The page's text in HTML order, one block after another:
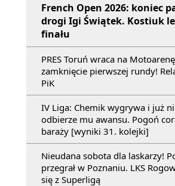
French Open 2026: koniec
drogi Igi Świątek. Kostiuk
finału
PRES Toruń wraca na
zamknięcie pierwszej rundy!
PiK
IV Liga: Chemik wygrywa i już
odbierze mu awansu. Pogoń
baraży [wyniki 31. kolejki]
Nieudana sobota dla laskarzy!
przegrał w Poznaniu. LKS
się z Superligą